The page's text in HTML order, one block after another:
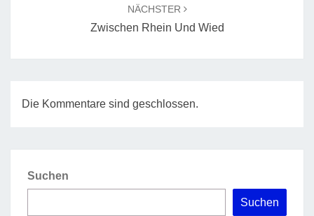
NÄCHSTER
Zwischen Rhein Und Wied
Die Kommentare sind geschlossen.
Suchen
Suchen